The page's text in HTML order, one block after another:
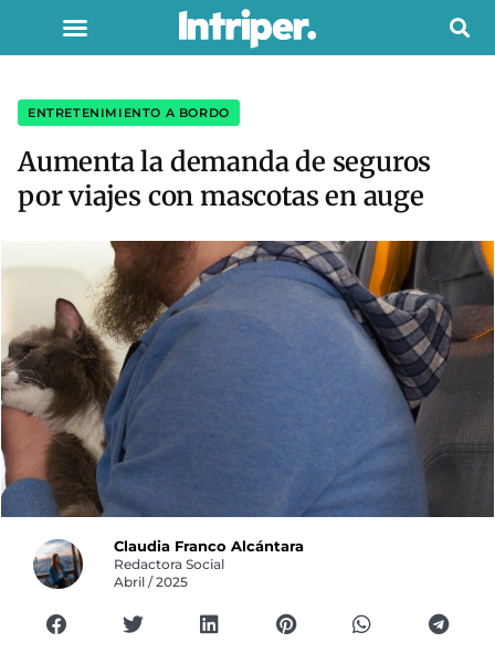
ENTRETENIMIENTO A BORDO
Aumenta la demanda de seguros
por viajes con mascotas en auge
Claudia Franco Alcántara
Redactora Social
Abril / 2025